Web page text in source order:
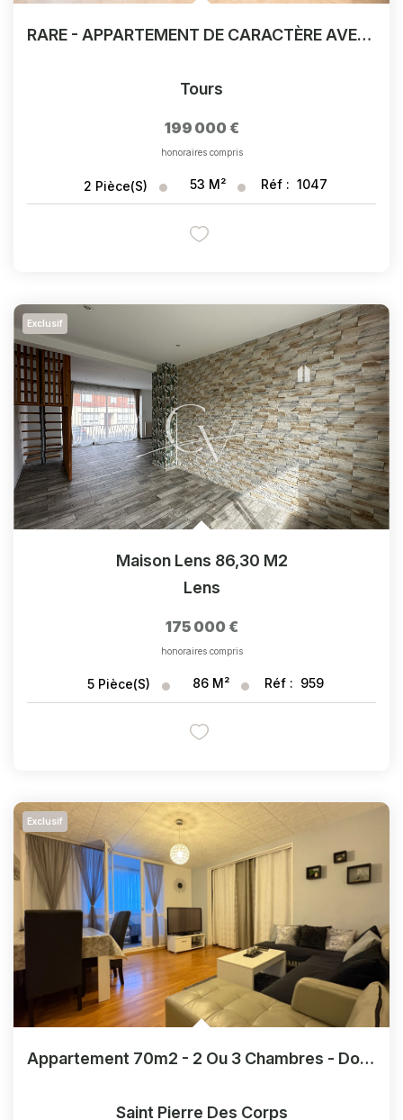
RARE - APPARTEMENT DE CARACTÈRE AVEC COUR PRIVATIVE EN PLEIN QUARTIER CATHÉDRALE
Tours
199 000 €
honoraires compris
2 Pièce(s) 53 M² Réf : 1047
Exclusif
Maison Lens 86,30 M2
Lens
175 000 €
honoraires compris
5 Pièce(s) 86 M² Réf : 959
Exclusif
Appartement 70m2 - 2 Ou 3 Chambres - Double Loggia
Saint Pierre Des Corps